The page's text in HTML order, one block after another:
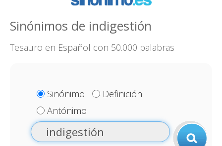
Sinónimos de indigestión
Tesauro en Español con 50.000 palabras
Sinónimo
Definición
Antónimo